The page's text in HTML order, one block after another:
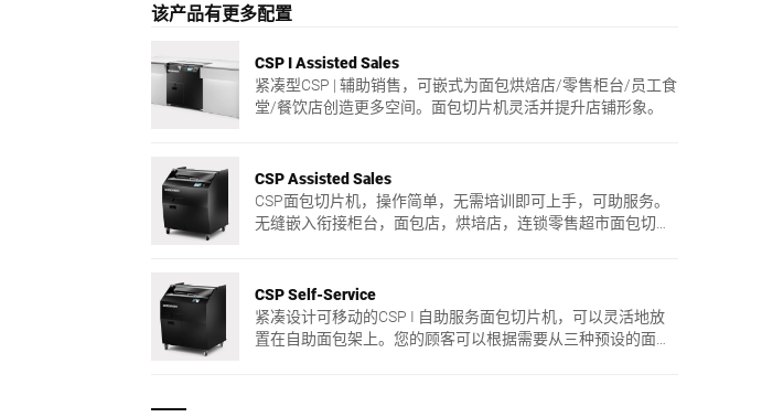
该产品有更多配置
CSP I Assisted Sales
紧凑型CSP | 辅助销售，可嵌式为面包烘焙店/零售柜台/员工食
堂/餐饮店创造更多空间。面包切片机灵活并提升店铺形象。
CSP Assisted Sales
CSP面包切片机，操作简单，无需培训即可上手，可助服务。
无缝嵌入衔接柜台，面包店，烘培店，连锁零售超市面包切片
CSP Self-Service
紧凑设计可移动的CSP I 自助服务面包切片机，可以灵活地放
置在自助面包架上。您的顾客可以根据需要从三种预设的面包